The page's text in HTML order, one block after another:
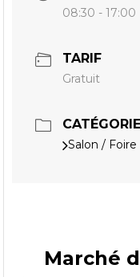
08:30 - 17:00
TARIF
Gratuit
CATÉGORIE
Salon / Foire
Marché